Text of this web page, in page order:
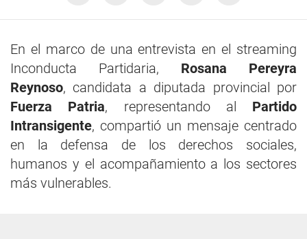
En el marco de una entrevista en el streaming
Inconducta Partidaria, Rosana Pereyra
Reynoso, candidata a diputada provincial por
Fuerza Patria, representando al Partido
Intransigente, compartió un mensaje centrado
en la defensa de los derechos sociales,
humanos y el acompañamiento a los sectores
más vulnerables.